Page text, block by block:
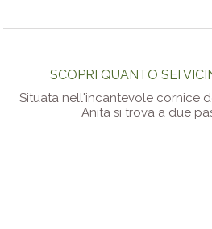
SCOPRI QUANTO SEI
Situata nell'incantevole cornice
Anita si trova a due